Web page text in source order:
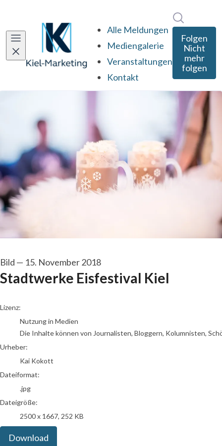
Alle Meldungen
Mediengalerie
Veranstaltungen
Kontakt
Folgen
Nicht
mehr
folgen
Bild — 15. November 2018
Stadtwerke Eisfestival Kiel
Kai Kokott
Lizenz:
Nutzung in Medien
Die Inhalte können von Journalisten, Bloggern, Kolumnisten,
Urheber:
Kai Kokott
Dateiformat:
.jpg
Dateigröße:
2500 x 1667, 252 KB
Download